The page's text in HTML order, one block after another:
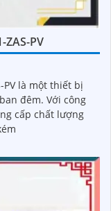
ZAS-PV
PV là một thiết bị
Với công
cấp chất lượng